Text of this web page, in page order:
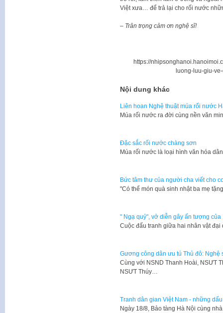
Việt xưa… để trả lại cho rối nước
– Trân trọng cảm ơn nghệ sĩ!
https://
luong-luu-giu-
Nội dung khác
Liên hoan Nghệ thuật múa rối nước
Múa rối nước ra đời cùng nền văn
Đặc sắc rối nước chàng sơn
Múa rối nước là loại hình văn hóa
Bức tâm thư của người cha viết cho
​"Có thể món quà sinh nhật ba mẹ
" Ngạ quỷ", vở diễn gây ấn tượng
Cuộc đấu tranh giữa hai nhân vật
Gương công dân ưu tú Thủ đô: Nghệ
Cùng với NSND Thanh Hoài, NSƯT
NSƯT Thúy…
Tranh dân gian Việt Nam - những
Ngày 18/8, Bảo tàng Hà Nội cùng